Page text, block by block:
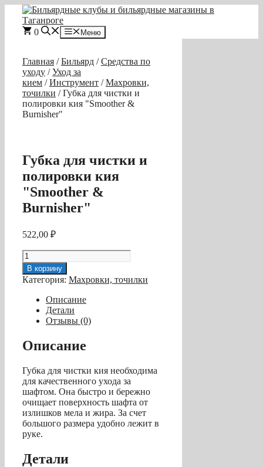
Перейти
содержимому
0 Меню
Главная /Бильярд /Средства по
уходу /Уход за
кием /Инструмент /Махровки,
точилки / Губка для чистки и
полировки кия "Smoother &
Burnisher"
Губка для чистки и
полировки кия
"Smoother &
Burnisher"
522,00 ₽
Количество
товара
Губка
для
чистки
полировки
"Smoother
&
В корзину
Категория: Махровки, точилки
Описание
Детали
Отзывы (0)
Описание
Губка для чистки кия необходима
для качественного ухода за
шафтом. Она быстро и бережно
очищает поверхность шафта от
излишков мела и жира. За счет
большого размера удобно лежит в
руке.
Детали